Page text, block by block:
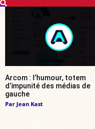
Arcom : l’humour, totem
d’impunité des médias de
gauche
Par Jean Kast